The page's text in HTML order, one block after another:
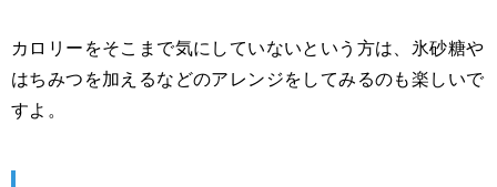
カロリーをそこまで気にしていないという方は、氷砂糖や
はちみつを加えるなどのアレンジをしてみるのも楽しいで
すよ。